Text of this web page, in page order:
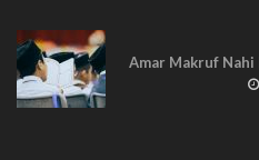
Amar Makruf